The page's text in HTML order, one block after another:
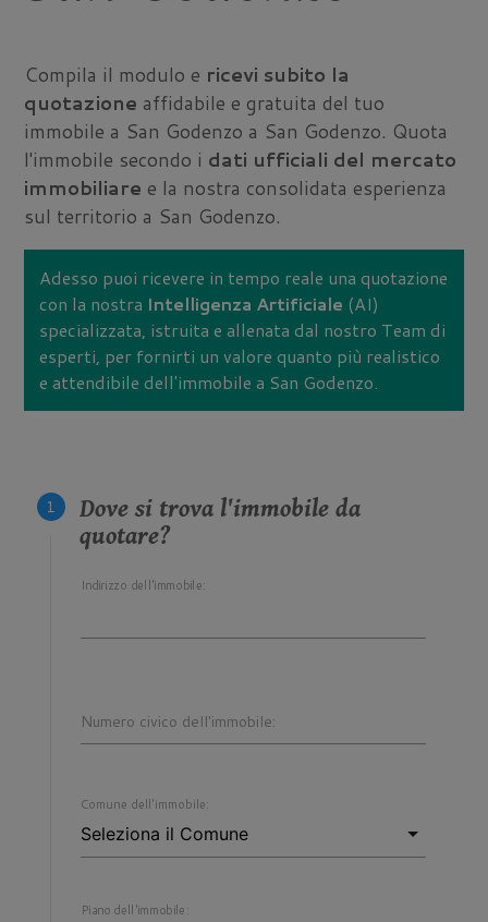
Compila il modulo e ricevi subito la
quotazione affidabile e gratuita del tuo
immobile a San Godenzo a San Godenzo. Quota
l'immobile secondo i dati ufficiali del mercato
immobiliare e la nostra consolidata esperienza
sul territorio a San Godenzo.
Adesso puoi ricevere in tempo reale una quotazione
con la nostra Intelligenza Artificiale (AI)
specializzata, istruita e allenata dal nostro Team di
esperti, per fornirti un valore quanto più realistico
e attendibile dell'immobile a San Godenzo.
Dove si trova l'immobile da
quotare?
Indirizzo dell'immobile:
Numero civico dell'immobile:
Comune dell'immobile:
Piano dell'immobile: